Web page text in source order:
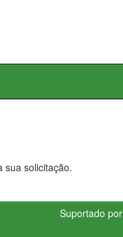
sua solicitação.
Suportado por